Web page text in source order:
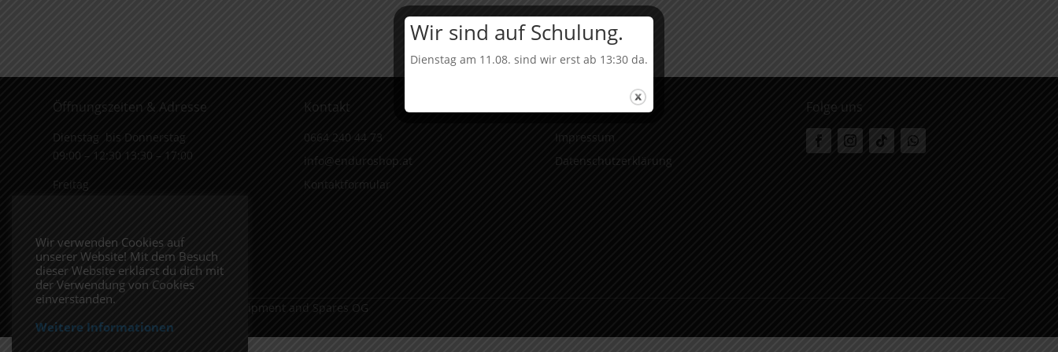
Öffnungszeiten & Adresse
Dienstag bis Donnerstag
09:00 – 12:30 13:30 – 17:00
Freitag
3170 Hainfeld
In Google Maps öffnen.
Kontakt
0664 240 44 73
info@enduroshop.at
Kontaktformular
Impressum
Datenschutzerklärung
Folge uns
Copyright 2026 ENDUROSHOP.at Equipment and Spares OG
Wir verwenden Cookies auf
unserer Website! Mit dem Besuch
dieser Website erklärst du dich mit
der Verwendung von Cookies
einverstanden.
Weitere Informationen
Wir sind auf Schulung.
Dienstag am 11.08. sind wir erst ab 13:30 da.